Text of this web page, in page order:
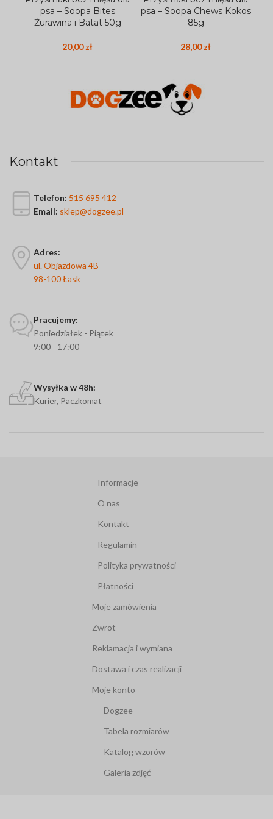
psa – Soopa Bites
Żurawina i Batat 50g
20,00zł
psa – Soopa Chews Kokos
85g
28,00zł
Kontakt
Telefon: 515 695 412
Email: sklep@dogzee.pl
Adres:
ul. Objazdowa 4B
98-100 Łask
Pracujemy:
Poniedziałek - Piątek
9:00 - 17:00
Wysyłka w 48h:
Kurier, Paczkomat
Informacje
O nas
Kontakt
Regulamin
Polityka prywatności
Płatności
Moje zamówienia
Zwrot
Reklamacja i wymiana
Dostawa i czas realizacji
Moje konto
Dogzee
Tabela rozmiarów
Katalog wzorów
Galeria zdjęć